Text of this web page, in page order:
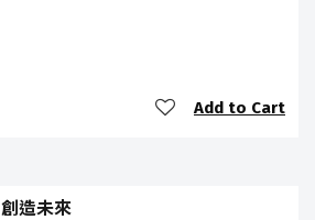
Add to Cart
創造未來